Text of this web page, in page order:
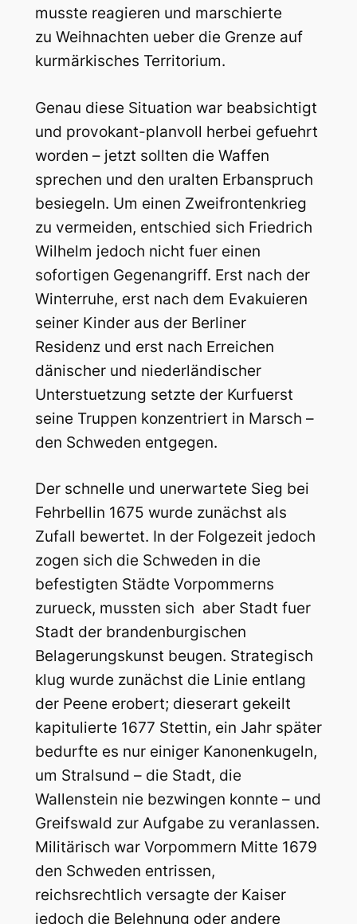
musste reagieren und marschierte
zu Weihnachten ueber die Grenze auf
kurmärkisches Territorium.
Genau diese Situation war beabsichtigt
und provokant-planvoll herbei gefuehrt
worden – jetzt sollten die Waffen
sprechen und den uralten Erbanspruch
besiegeln. Um einen Zweifrontenkrieg
zu vermeiden, entschied sich Friedrich
Wilhelm jedoch nicht fuer einen
sofortigen Gegenangriff. Erst nach der
Winterruhe, erst nach dem Evakuieren
seiner Kinder aus der Berliner
Residenz und erst nach Erreichen
dänischer und niederländischer
Unterstuetzung setzte der Kurfuerst
seine Truppen konzentriert in Marsch –
den Schweden entgegen.
Der schnelle und unerwartete Sieg bei
Fehrbellin 1675 wurde zunächst als
Zufall bewertet. In der Folgezeit jedoch
zogen sich die Schweden in die
befestigten Städte Vorpommerns
zurueck, mussten sich aber Stadt fuer
Stadt der brandenburgischen
Belagerungskunst beugen. Strategisch
klug wurde zunächst die Linie entlang
der Peene erobert; dieserart gekeilt
kapitulierte 1677 Stettin, ein Jahr später
bedurfte es nur einiger Kanonenkugeln,
um Stralsund – die Stadt, die
Wallenstein nie bezwingen konnte – und
Greifswald zur Aufgabe zu veranlassen.
Militärisch war Vorpommern Mitte 1679
den Schweden entrissen,
reichsrechtlich versagte der Kaiser
jedoch die Belehnung oder andere